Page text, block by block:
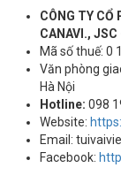
CÔNG TY CỔ
CANAVI.,
Mã số thuế: 0
Văn phòng
Hà Nội
Hotline: 098
Website:
Email:
Facebook: